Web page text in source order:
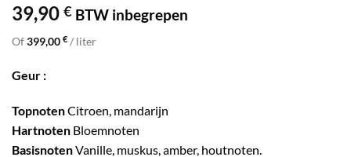
39,90 € BTW inbegrepen
Of399,00 € / liter
Geur :
TopnotenCitroen, mandarijn
Hartnoten Bloemnoten
BasisnotenVanille, muskus, amber, houtnoten.